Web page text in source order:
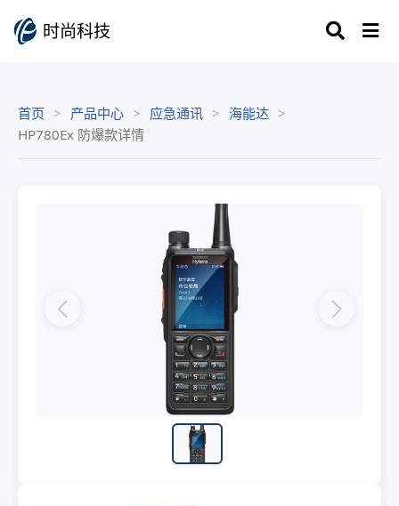
时尚科技
首页 产品中心 应急通讯
海能达
HP780Ex 防爆款详情